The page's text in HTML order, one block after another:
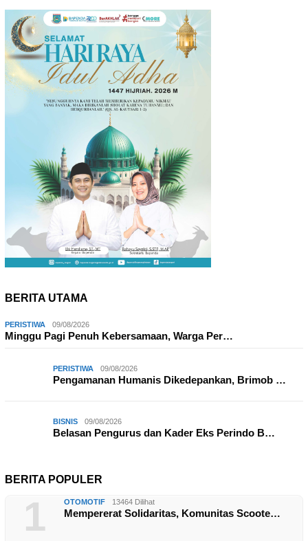
BERITA UTAMA
PERISTIWA 09/08/2026
Minggu Pagi Penuh Kebersamaan, Warga Per…
PERISTIWA 09/08/2026
Pengamanan Humanis Dikedepankan, Brimob …
BISNIS 09/08/2026
Belasan Pengurus dan Kader Eks Perindo B…
BERITA POPULER
1 OTOMOTIF 13464 Dilihat
Mempererat Solidaritas, Komunitas Scoote…